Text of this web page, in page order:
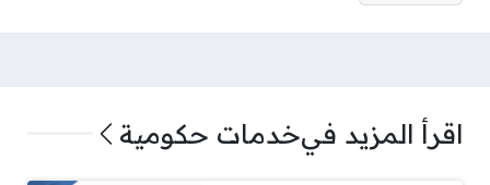
اقرأ المزيد فيخدمات حكومية